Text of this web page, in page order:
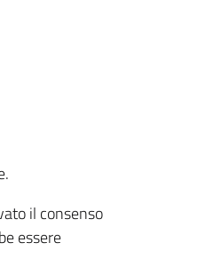
il consenso
essere